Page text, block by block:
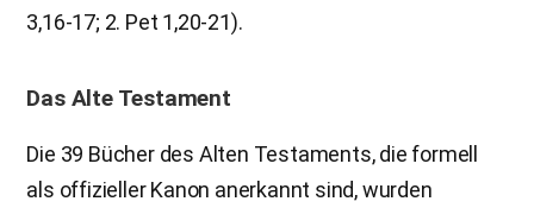
3,16-17; 2. Pet 1,20-21).
Das Alte Testament
Die 39 Bücher des Alten Testaments, die formell
als offizieller Kanon anerkannt sind, wurden